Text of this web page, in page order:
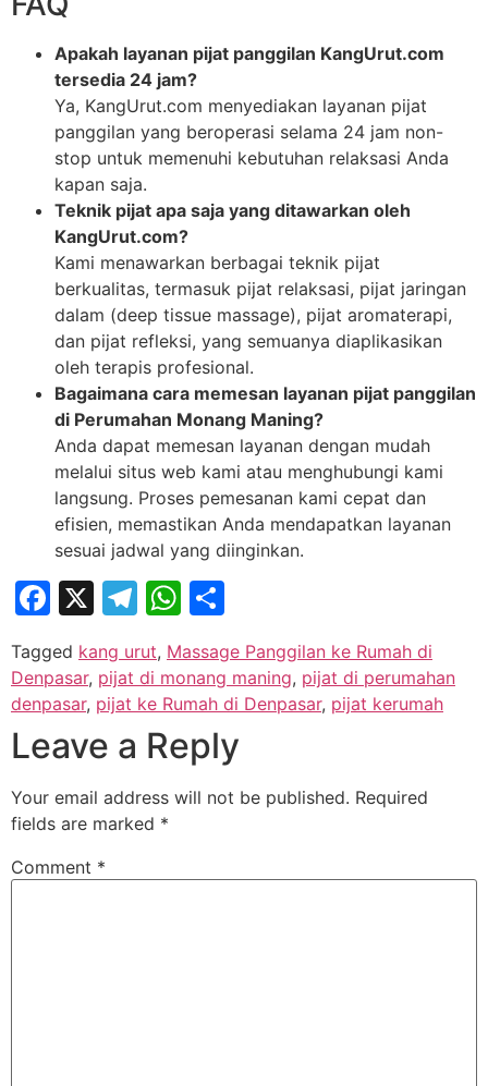
Apakah layanan pijat panggilan KangUrut.com
tersedia 24 jam?
Ya, KangUrut.com menyediakan layanan pijat
panggilan yang beroperasi selama 24 jam non-
stop untuk memenuhi kebutuhan relaksasi Anda
kapan saja.
Teknik pijat apa saja yang ditawarkan oleh
KangUrut.com?
Kami menawarkan berbagai teknik pijat
berkualitas, termasuk pijat relaksasi, pijat jaringan
dalam (deep tissue massage), pijat aromaterapi,
dan pijat refleksi, yang semuanya diaplikasikan
oleh terapis profesional.
Bagaimana cara memesan layanan pijat panggilan
di Perumahan Monang Maning?
Anda dapat memesan layanan dengan mudah
melalui situs web kami atau menghubungi kami
langsung. Proses pemesanan kami cepat dan
efisien, memastikan Anda mendapatkan layanan
sesuai jadwal yang diinginkan.
Facebook
X Telegram
WhatsApp
Tagged kang urut, Massage Panggilan ke Rumah di
Denpasar, pijat di monang maning, pijat di perumahan
denpasar, pijat ke Rumah di Denpasar, pijat kerumah
Leave a Reply
Your email address will not be published. Required
fields are marked *
Comment *